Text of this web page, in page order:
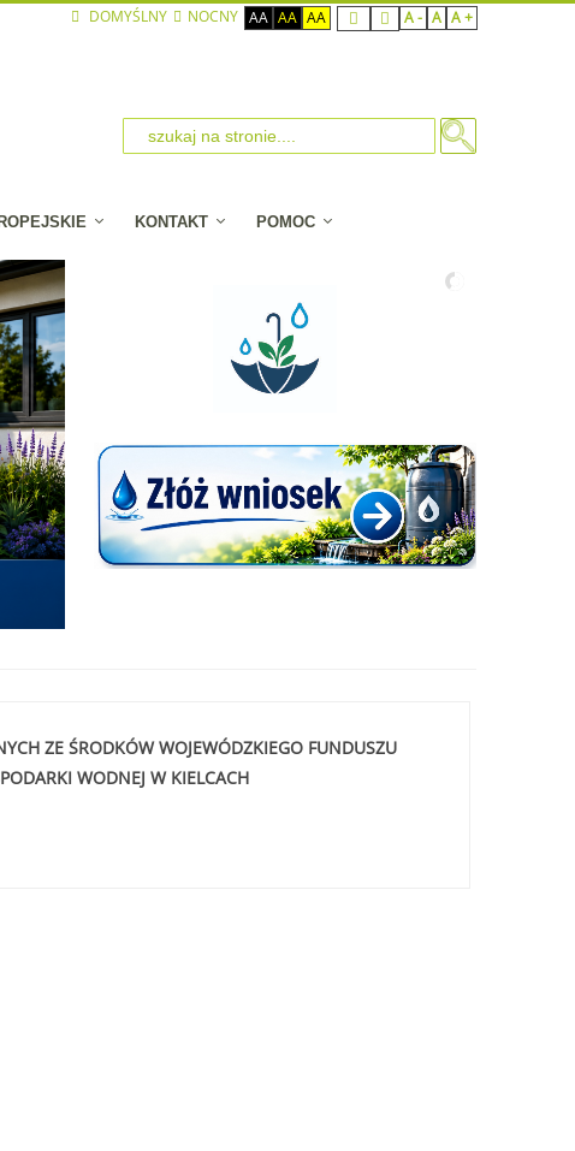
DOMYŚLNY NOCNY AA AA AA A - A A +
KONTAKT POMOC
ZE ŚRODKÓW WOJEWÓDZKIEGO FUNDUSZU
WODNEJ W KIELCACH